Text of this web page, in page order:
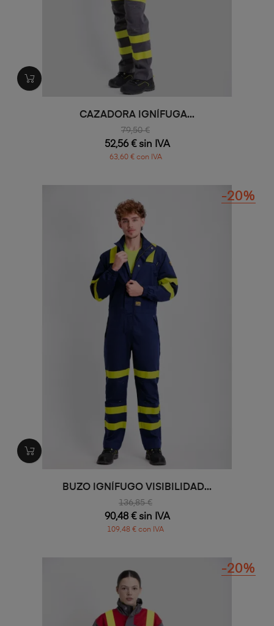
CAZADORA IGNÍFUGA...
79,50 €
52,56 € sin IVA
63,60 € con IVA
BUZO IGNÍFUGO VISIBILIDAD...
136,85 €
-20%
90,48 € sin IVA
109,48 € con IVA
-20%